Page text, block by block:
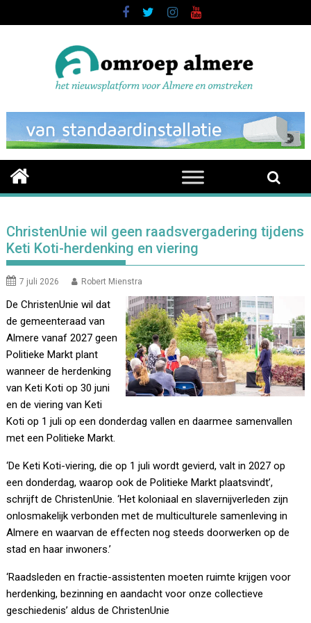
to
ChristenUnie wil geen raadsvergadering tijdens
Keti Koti-herdenking en viering
7 juli 2026 Robert Mienstra
De ChristenUnie wil dat
de gemeenteraad van
Almere vanaf 2027 geen
Politieke Markt plant
wanneer de herdenking
van Keti Koti op 30 juni
en de viering van Keti
Koti op 1 juli op een donderdag vallen en daarmee samenvallen
met een Politieke Markt.
‘De Keti Koti-viering, die op 1 juli wordt gevierd, valt in 2027 op
een donderdag, waarop ook de Politieke Markt plaatsvindt’,
schrijft de ChristenUnie. ‘Het koloniaal en slavernijverleden zijn
onlosmakelijk verbonden met de multiculturele samenleving in
Almere en waarvan de effecten nog steeds doorwerken op de
stad en haar inwoners.’
‘Raadsleden en fractie-assistenten moeten ruimte krijgen voor
herdenking, bezinning en aandacht voor onze collectieve
geschiedenis’ aldus de ChristenUnie